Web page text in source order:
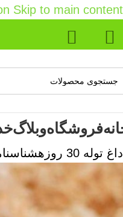
Skip to main content
فروشگاهوبلاگ
داغ توله 30 روزه